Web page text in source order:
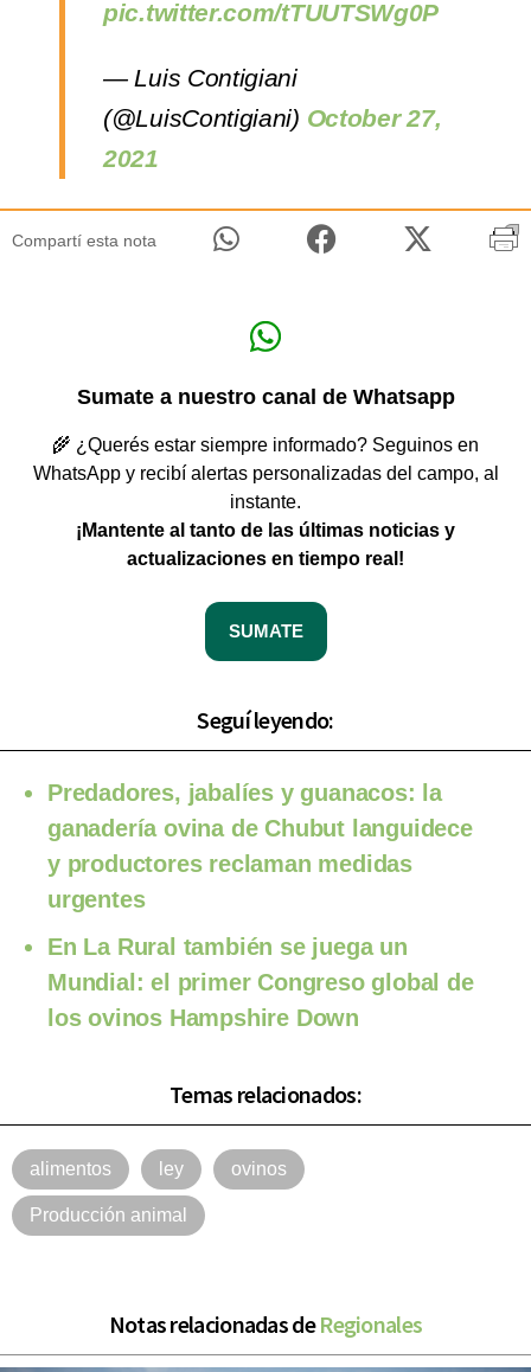
pic.twitter.com/tTUUTSWg0P
— Luis Contigiani
(@LuisContigiani) October 27,
2021
Compartí esta nota
Sumate a nuestro canal de Whatsapp
🌾 ¿Querés estar siempre informado? Seguinos en
WhatsApp y recibí alertas personalizadas del campo, al
instante.
¡Mantente al tanto de las últimas noticias y
actualizaciones en tiempo real!
SUMATE
Seguí leyendo:
Predadores, jabalíes y guanacos: la
ganadería ovina de Chubut languidece
y productores reclaman medidas
urgentes
En La Rural también se juega un
Mundial: el primer Congreso global de
los ovinos Hampshire Down
Temas relacionados:
alimentos ley ovinos
Producción animal
Notas relacionadas deRegionales